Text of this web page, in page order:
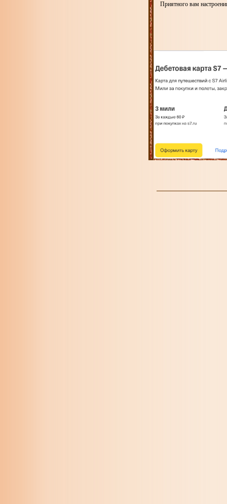
Приятного вам